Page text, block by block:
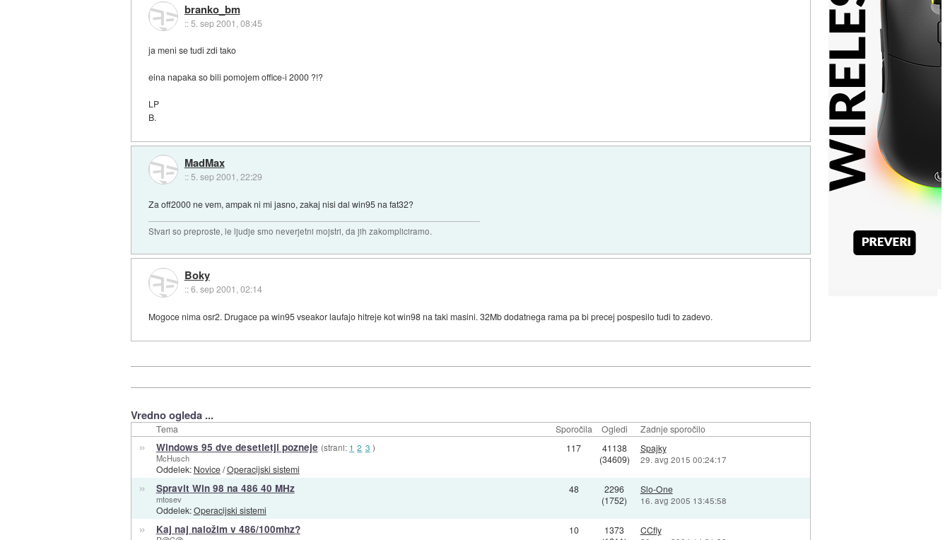
branko_bm
::5. sep 2001, 08:45
ja meni se tudi zdi tako
eina napaka so bili pomojem office-i 2000 ?!?
LP
B.
MadMax
:: 5. sep 2001, 22:29
Za off2000 ne vem, ampak ni mi jasno, zakaj nisi dal win95 na fat32?
Stvari so preproste, le ljudje smo neverjetni mojstri, da jih zakompliciramo.
Boky
::6. sep 2001, 02:14
Mogoce nima osr2. Drugace pa win95 vseakor laufajo hitreje kot win98 na taki masini. 32Mb dodatnega rama pa bi precej pospesilo tudi to zadevo.
Vredno ogleda ...
Tema Sporočila Ogledi Zadnje sporočilo
» Windows 95 dve desetletji pozneje (strani: 1 2 3 )
McHusch
Oddelek: Novice/Operacijski sistemi
117
41138
(34609)
Spajky
29. avg 2015 00:24:17
» Spravit Win 98 na 486 40 MHz
mtosev
Oddelek:Operacijski sistemi
48
2296
(1752)
Slo-One
16. avg 2005 13:45:58
» Kaj naj naložim v 486/100mhz? 10
1373
CCfly